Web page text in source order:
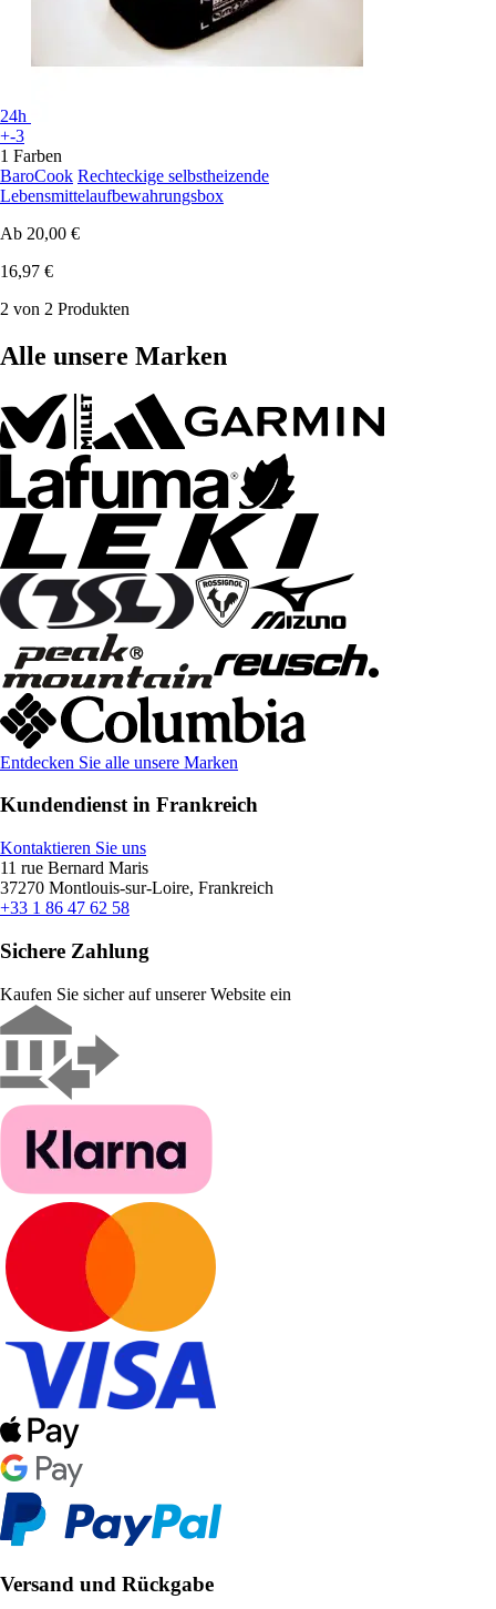
24h
+-3
1 Farben
BaroCook Rechteckige selbstheizende
Lebensmittelaufbewahrungsbox
Ab 20,00 €
16,97 €
2 von 2 Produkten
Alle unsere Marken
Entdecken Sie alle unsere Marken
Kundendienst in Frankreich
Kontaktieren Sie uns
11 rue Bernard Maris
37270 Montlouis-sur-Loire, Frankreich
+33 1 86 47 62 58
Sichere Zahlung
Kaufen Sie sicher auf unserer Website ein
Versand und Rückgabe